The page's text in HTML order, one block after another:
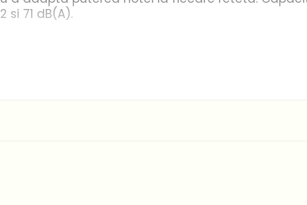
71 dB(A).
intensa si durabila pentru o vizibilitate
intreaga suprafata de gatit, astfel incat sa vezi
intretinut